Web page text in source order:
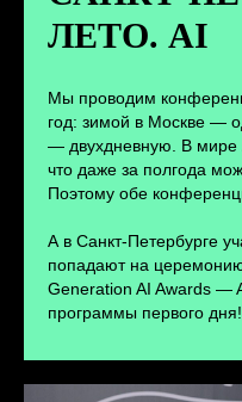
ЛЕТО. AI
Мы проводим
год: зимой в Москве —
— двухдневную. В мире
что даже за полгода
Поэтому обе
А в Санкт-Петербурге
попадают на
Generation AI Awards —
программы первого дня!